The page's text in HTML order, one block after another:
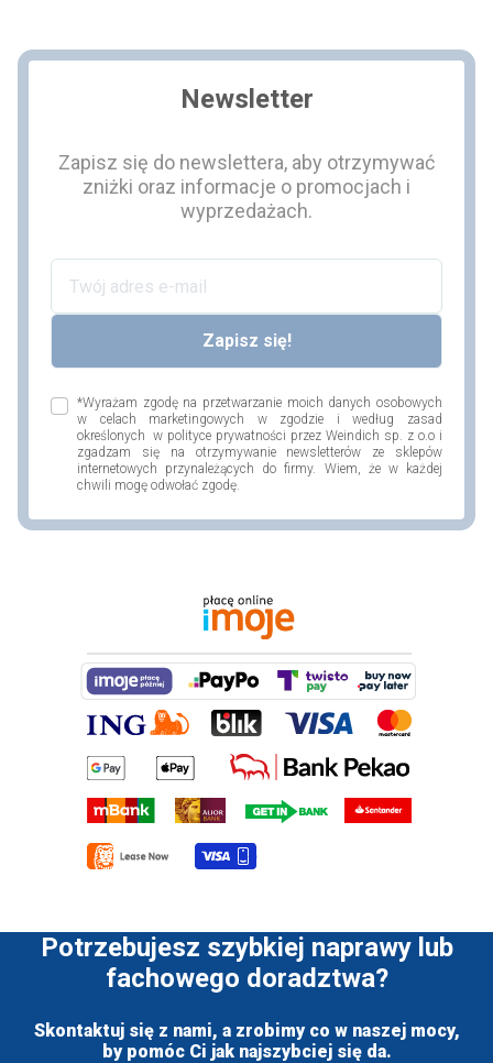
Newsletter
Zapisz się do newslettera, aby otrzymywać
zniżki oraz informacje o promocjach i
wyprzedażach.
*Wyrażam zgodę na przetwarzanie moich danych osobowych
w celach marketingowych w zgodzie i według zasad
określonych w polityce prywatności przez Weindich sp. z o.o i
zgadzam się na otrzymywanie newsletterów ze sklepów
internetowych przynależących do firmy. Wiem, że w każdej
chwili mogę odwołać zgodę.
Potrzebujesz szybkiej naprawy lub
fachowego doradztwa?
Skontaktuj się z nami, a zrobimy co w naszej mocy,
by pomóc Ci jak najszybciej się da.